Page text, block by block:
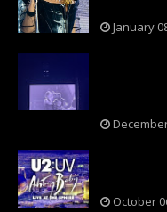
January
October